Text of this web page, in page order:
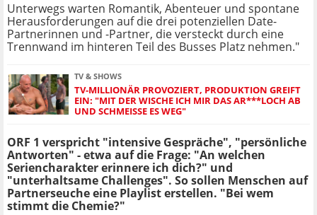
Unterwegs warten Romantik, Abenteuer und spontane
Herausforderungen auf die drei potenziellen Date-
Partnerinnen und -Partner, die versteckt durch eine
Trennwand im hinteren Teil des Busses Platz nehmen."
TV & SHOWS
TV-MILLIONÄR PROVOZIERT, PRODUKTION GREIFT
EIN: "MIT DER WISCHE ICH MIR DAS AR***LOCH AB
UND SCHMEISSE ES WEG"
ORF 1 verspricht "intensive Gespräche", "persönliche
Antworten" - etwa auf die Frage: "An welchen
Seriencharakter erinnere ich dich?" und
"unterhaltsame Challenges". So sollen Menschen auf
Partnerseuche eine Playlist erstellen. "Bei wem
stimmt die Chemie?"